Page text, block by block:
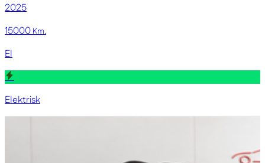
2025
15000 Km.
El
Elektrisk